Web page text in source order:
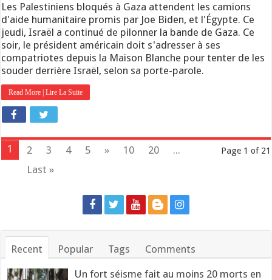
Les Palestiniens bloqués à Gaza attendent les camions
d'aide humanitaire promis par Joe Biden, et l'Égypte. Ce
jeudi, Israël a continué de pilonner la bande de Gaza. Ce
soir, le président américain doit s'adresser à ses
compatriotes depuis la Maison Blanche pour tenter de les
souder derrière Israël, selon sa porte-parole.
Read More | Lire La Suite
Page 1 of 21
1 2 3 4 5 » 10 20
...
Last »
Recent Popular Tags Comments
Un fort séisme fait au moins 20 morts en